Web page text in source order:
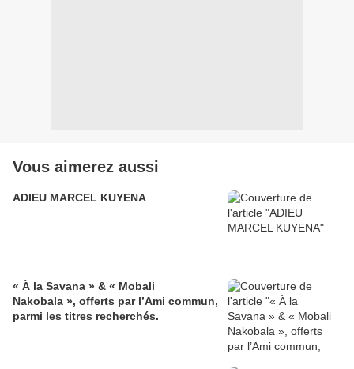
Vous aimerez aussi
ADIEU MARCEL KUYENA
« À la Savana » & « Mobali
Nakobala », offerts par l’Ami commun,
parmi les titres recherchés.